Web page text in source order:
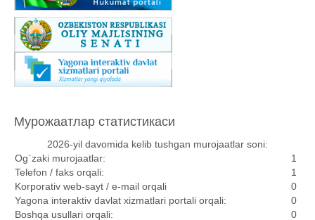
Мурожаатлар статистикаси
2026-yil davomida kelib tushgan murojaatlar soni:
Og`zaki murojaatlar:
1
Telefon / faks orqali:
1
Korporativ web-sayt / e-mail orqali
0
Yagona interaktiv davlat xizmatlari portali orqali:
0
Boshqa usullari orqali:
0